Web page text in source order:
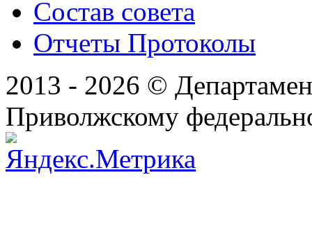
Состав совета
Отчеты Протоколы
2013 - 2026 ©
Приволжскому